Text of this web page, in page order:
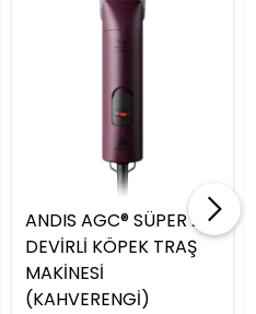
ANDIS AGC® SÜPER 2-
DEVİRLİ KÖPEK TRAŞ
MAKİNESİ
(KAHVERENGİ)